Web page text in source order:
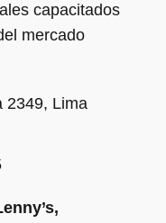
capacitados
mercado
2349, Lima